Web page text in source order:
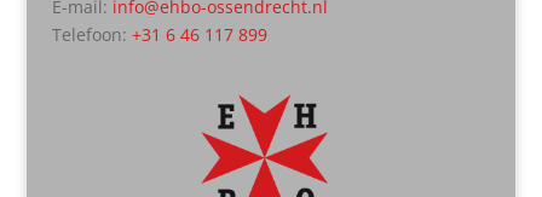
E-mail: info@ehbo-ossendrecht.nl
Telefoon: +31 6 46 117 899